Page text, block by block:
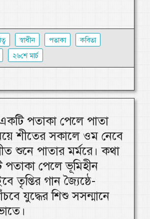
স্বাধীন পতাকা
কবিতা
২৬শে মার্চ
পতাকা পেলে পাতা
শীতের সকালে ওম নেবে
শুনে পাতার মর্মরে। কথা
পেলে ভূমিহীন
তৃপ্তির গান জ্যৈষ্ঠে-
যুদ্ধের শিশু সসন্মানে